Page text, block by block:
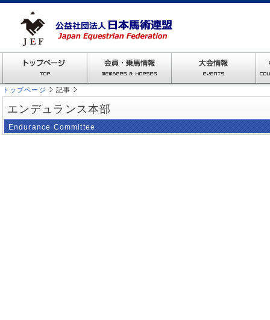
トップページ 記事
エンデュランス本部
Endurance Committee